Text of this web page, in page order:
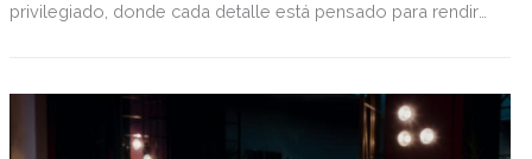
privilegiado, donde cada detalle está pensado para rendir
servir con alma y emocionar bocado a bocado.